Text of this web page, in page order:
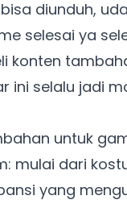
diunduh,
selesai ya
konten
ini selalu jadi
untuk
mulai dari
yang